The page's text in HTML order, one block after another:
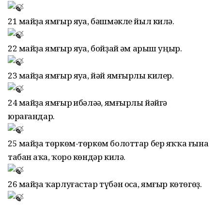
21 майҙа ямғыр яуһа, бәшмәкле йыл килә.
22 майҙа ямғыр яуһа, бойҙай һәм арыш уңыр.
23 майҙа ямғыр яуһа, йәй ямғырлы килер.
24 майҙа ямғыр һибәләһә, ямғырлы йәйгә
юрағандар.
25 майҙа төркөм-төркөм болоттар бер яҡҡа ғына
табан аҡһа, ҡоро көндәр килә.
26 майҙа ҡарлуғастар түбән осһа, ямғыр көтөгөҙ.